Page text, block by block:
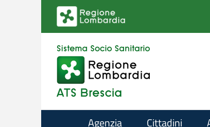
Salta al contenuto principale
Agenzia Cittadini